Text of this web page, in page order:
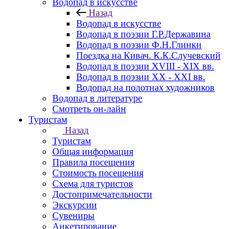
Водопад в искусстве
Назад
Водопад в искусстве
Водопад в поэзии Г.Р.Державина
Водопад в поэзии Ф.Н.Глинки
Поездка на Кивач. К.К.Случевский
Водопад в поэзии XVIII - XIX вв.
Водопад в поэзии XX - XXI вв.
Водопад на полотнах художников
Водопад в литературе
Смотреть он-лайн
Туристам
Назад
Туристам
Общая информация
Правила посещения
Стоимость посещения
Схема для туристов
Достопримечательности
Экскурсии
Сувениры
Анкетирование